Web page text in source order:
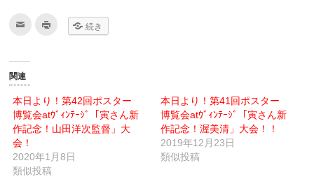
て
メ
ー
ル
で
送
信
(新
し
い
ウ
し
い
ウ
ィ
ン
で
開
続き
関連
本日より！第42回ポスター
博覧会atｳﾞｨﾝﾃｰｼﾞ「寅さん新
作記念！山田洋次監督」大
会！
2020年1月8日
類似投稿
本日より！第41回ポスター
博覧会atｳﾞｨﾝﾃｰｼﾞ「寅さん新
作記念！渥美清」大会！！
2019年12月23日
類似投稿